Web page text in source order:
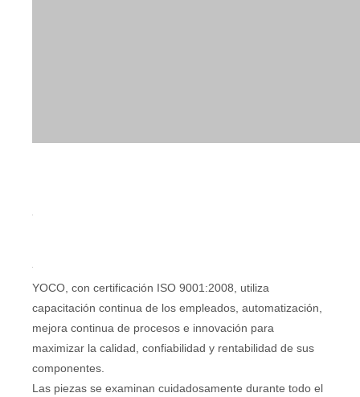
YOCO, con certificación ISO 9001:2008, utiliza
capacitación continua de los empleados, automatización,
mejora continua de procesos e innovación para
maximizar la calidad, confiabilidad y rentabilidad de sus
componentes.
Las piezas se examinan cuidadosamente durante todo el